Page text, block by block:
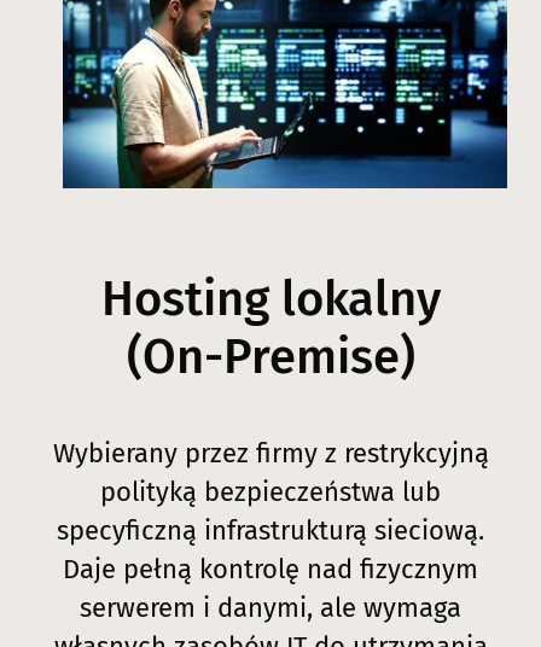
Hosting lokalny
(On-Premise)
Wybierany przez firmy z restrykcyjną
polityką bezpieczeństwa lub
specyficzną infrastrukturą sieciową.
Daje pełną kontrolę nad fizycznym
serwerem i danymi, ale wymaga